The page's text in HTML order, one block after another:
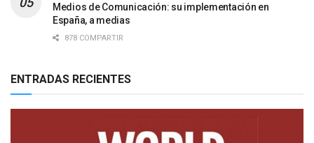
Medios de Comunicación: su implementación en
España, a medias
878 COMPARTIR
ENTRADAS RECIENTES